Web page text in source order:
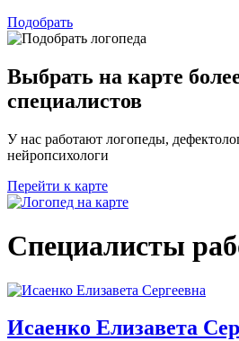
Подобрать
Выбрать на карте
специалистов
У нас работают логопеды,
нейропсихологи
Перейти к карте
Специалисты
Исаенко Елизавета